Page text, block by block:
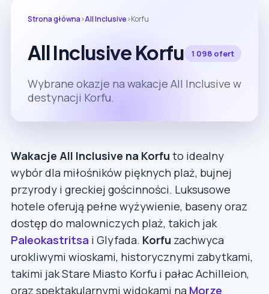
Strona główna›All Inclusive›Korfu
All Inclusive Korfu 1 098 ofert
Wybrane okazje na wakacje All Inclusive w
destynacji Korfu.
Wakacje All Inclusive na Korfu to idealny
wybór dla miłośników pięknych plaż, bujnej
przyrody i greckiej gościnności. Luksusowe
hotele oferują pełne wyżywienie, baseny oraz
dostęp do malowniczych plaż, takich jak
Paleokastritsa i Glyfada. Korfu zachwyca
urokliwymi wioskami, historycznymi zabytkami,
takimi jak Stare Miasto Korfu i pałac Achilleion,
oraz spektakularnymi widokami na Morze